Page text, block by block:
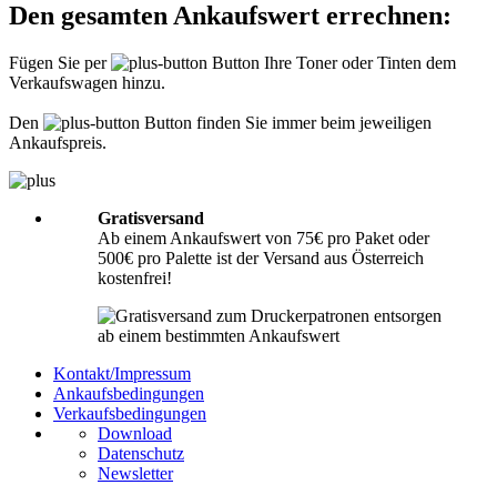
Bitte legen Sie Ihrer Lieferung immer den
Angaben bei: Firmenname, Ansprechpartner, Adresse, Telefon- und
Faxnummer, Email-Adresse und Steuernummer. Falls Sie als Privatperson
senden, benötigen wir nur Ihren Namen, Adresse, Telefonnummer und
Tinten ist nicht erforderlich.
Den gesamten Ankaufswert errechnen:
Fügen Sie per
Button Ihre Toner oder Tinten dem
Verkaufswagen hinzu.
Den
Button finden Sie immer beim jeweiligen
Ankaufspreis.
Gratisversand
Ab einem Ankaufswert von 75€ pro Paket oder
500€ pro Palette ist der Versand aus Österreich
kostenfrei!
Kontakt/Impressum
Ankaufsbedingungen
Verkaufsbedingungen
Download
Datenschutz
Newsletter